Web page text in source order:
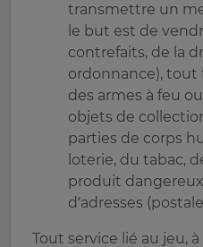
transmettre un
le but est de
contrefaits, de la
ordonnance),
des armes à feu
objets de
parties de corps
loterie, du tabac,
produit
d’adresses
Tout service lié au jeu,